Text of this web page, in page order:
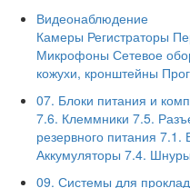
Видеонаблюдение
Камеры Регистраторы
Микрофоны Сетевое
кожухи, кронштейны
07. Блоки питания и
7.6. Клеммники 7.5.
резервного питания 7.1.
Аккумуляторы 7.4. Шнуры
09. Системы для